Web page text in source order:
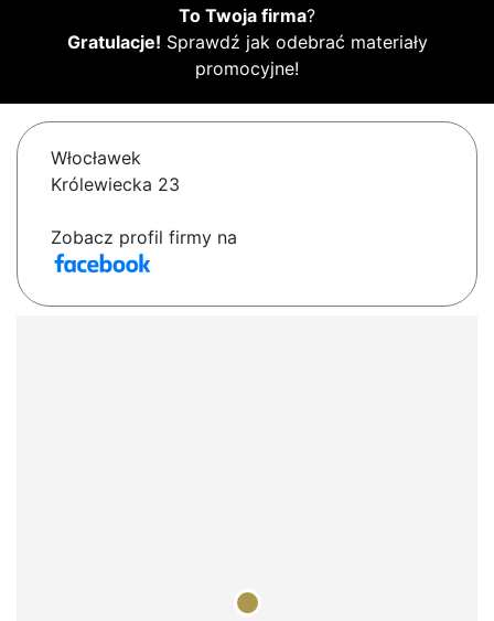
To Twoja firma?
Gratulacje! Sprawdź jak odebrać materiały
promocyjne!
Włocławek
Królewiecka 23
Zobacz profil firmy na